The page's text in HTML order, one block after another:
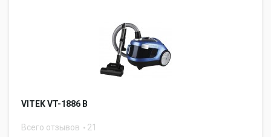
VITEK VT-1886 B
Всего отзывов 21